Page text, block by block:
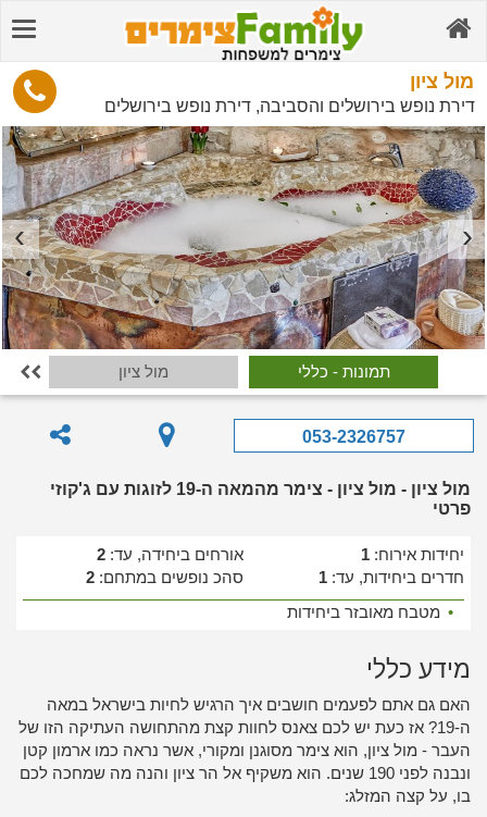
מול ציון
דירת נופש בירושלים והסביבה, דירת נופש בירושלים
תמונות - כללי מול ציון 
053-2326757
מול ציון - מול ציון - צימר מהמאה ה-19 לזוגות עם ג'קוזי
פרטי
יחידות אירוח: 1 אורחים ביחידה, עד: 2
חדרים ביחידות, עד: 1 סהכ נופשים במתחם: 2
• מטבח מאובזר ביחידות
מידע כללי
האם גם אתם לפעמים חושבים איך הרגיש לחיות בישראל במאה
ה-19? אז כעת יש לכם צאנס לחוות קצת מהתחושה העתיקה הזו של
העבר - מול ציון, הוא צימר מסוגנן ומקורי, אשר נראה כמו ארמון קטן
ונבנה לפני 190 שנים. הוא משקיף אל הר ציון והנה מה שמחכה לכם
בו, על קצה המזלג: